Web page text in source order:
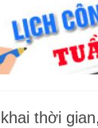
thời